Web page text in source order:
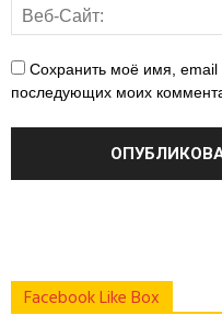
Сохранить моё имя, email
последующих моих
Facebook Like Box